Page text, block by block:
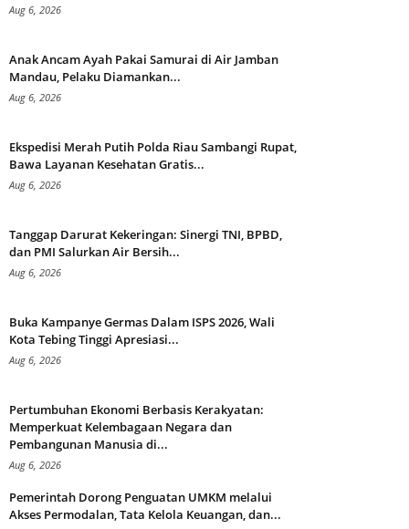
Aug 6, 2026
Anak Ancam Ayah Pakai Samurai di Air Jamban
Mandau, Pelaku Diamankan...
Aug 6, 2026
Ekspedisi Merah Putih Polda Riau Sambangi Rupat,
Bawa Layanan Kesehatan Gratis...
Aug 6, 2026
Tanggap Darurat Kekeringan: Sinergi TNI, BPBD,
dan PMI Salurkan Air Bersih...
Aug 6, 2026
Buka Kampanye Germas Dalam ISPS 2026, Wali
Kota Tebing Tinggi Apresiasi...
Aug 6, 2026
Pertumbuhan Ekonomi Berbasis Kerakyatan:
Memperkuat Kelembagaan Negara dan
Pembangunan Manusia di...
Aug 6, 2026
Pemerintah Dorong Penguatan UMKM melalui
Akses Permodalan, Tata Kelola Keuangan, dan...